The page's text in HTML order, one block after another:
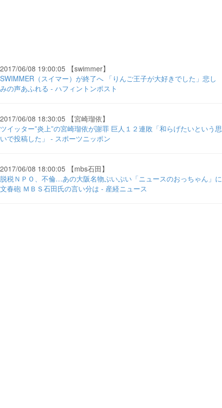
2017/06/08 19:00:05 【swimmer】
SWIMMER（スイマー）が終了へ 「りんご王子が大好きでした」悲し
みの声あふれる - ハフィントンポスト
2017/06/08 18:30:05 【宮崎瑠依】
ツイッター”炎上”の宮崎瑠依が謝罪 巨人１２連敗「和らげたいという思
いで投稿した」 - スポーツニッポン
2017/06/08 18:00:05 【mbs石田】
脱税ＮＰＯ、不倫…あの大阪名物ぷいぷい「ニュースのおっちゃん」に
文春砲 ＭＢＳ石田氏の言い分は - 産経ニュース